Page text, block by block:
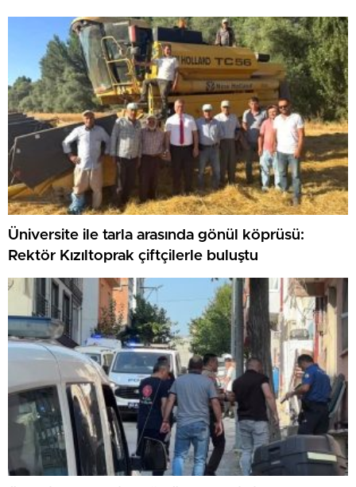
Üniversite ile tarla arasında gönül köprüsü:
Rektör Kızıltoprak çiftçilerle buluştu